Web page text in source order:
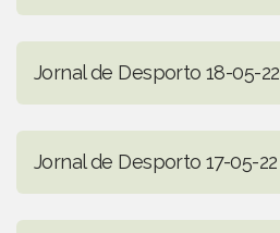
Jornal de Desporto 18-05-22
Jornal de Desporto 17-05-22